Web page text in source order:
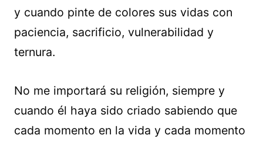
y cuando pinte de colores sus vidas con
paciencia, sacrificio, vulnerabilidad y
ternura.
No me importará su religión, siempre y
cuando él haya sido criado sabiendo que
cada momento en la vida y cada momento